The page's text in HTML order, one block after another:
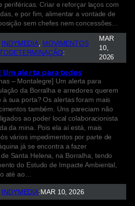
periféricas. Criar e reforçar laços com
e por fim, alimentar a vontade de
sem chefes nem concessões…
INDYMEDIA
MOVIMENTOS
:
MAR
10,
2026
Um alerta para todos
– Montalegre] Um alerta para
da Borralha e arredores querem
à sua porta? Os alertas foram mais
também. Uns pareciam não
ao poder local colaboracionista
da mina. Pois ela aí está, mais
vários impedimentos por parte de
já se encontra a fazer
Santa Helena, na Borralha, tendo
do Estudo de Impacte Ambiental,
até ao…
INDYMEDIA:MAR 10, 2026